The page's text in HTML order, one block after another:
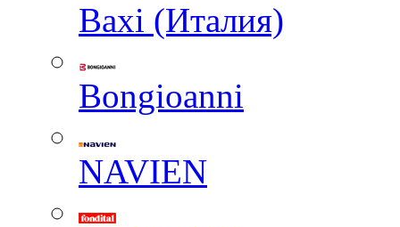
Baxi (Италия)
Вongioanni
NAVIEN